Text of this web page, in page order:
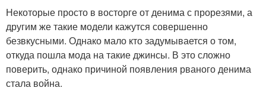
Некоторые просто в восторге от денима с прорезями, а
другим же такие модели кажутся совершенно
безвкусными. Однако мало кто задумывается о том,
откуда пошла мода на такие джинсы. В это сложно
поверить, однако причиной появления рваного денима
стала война.